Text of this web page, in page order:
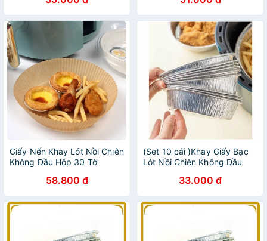
Giấy Nến Khay Lót Nồi Chiên
Không Dầu Hộp 30 Tờ
58.800 đ
(Set 10 cái )Khay Giấy Bạc
Lót Nồi Chiên Không Dầu
33.000 đ